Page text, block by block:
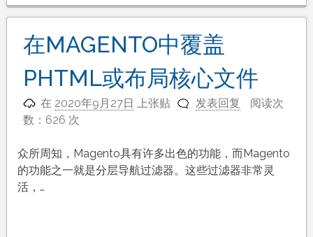
在MAGENTO中覆盖
PHTML或布局核心文件
在 2020年9月27日 上张贴 发表回复
阅读次
数：626 次
众所周知，Magento具有许多出色的功能，而Magento
的功能之一就是分层导航过滤器。这些过滤器非常灵
活，…